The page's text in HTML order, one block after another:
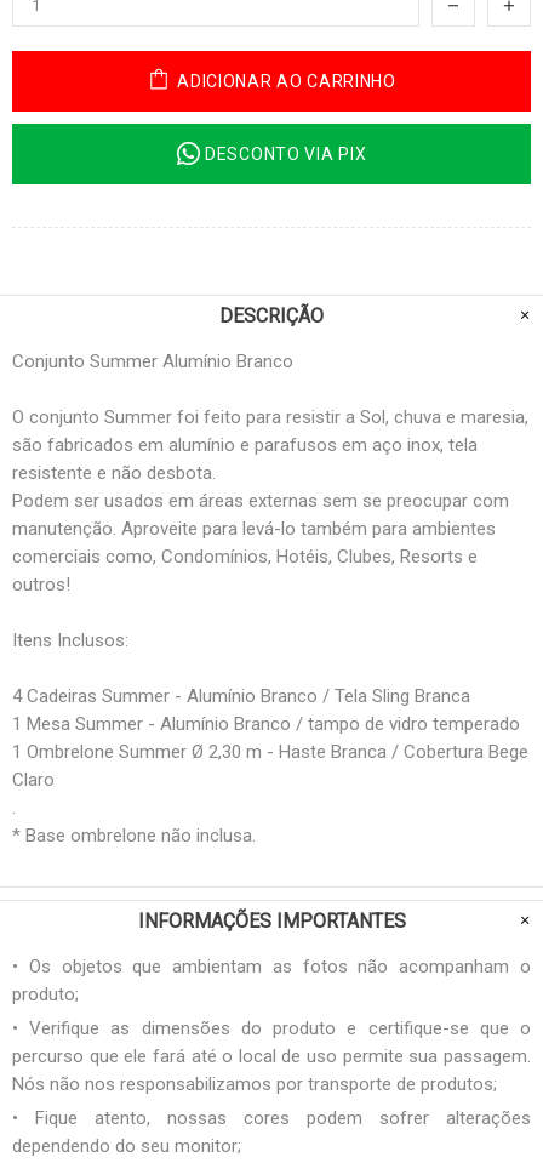
ADICIONAR AO CARRINHO
DESCONTO VIA PIX
DESCRIÇÃO
Conjunto Summer Alumínio Branco
O conjunto Summer foi feito para resistir a Sol, chuva e maresia,
são fabricados em alumínio e parafusos em aço inox, tela
resistente e não desbota.
Podem ser usados em áreas externas sem se preocupar com
manutenção. Aproveite para levá-lo também para ambientes
comerciais como, Condomínios, Hotéis, Clubes, Resorts e
outros!
Itens Inclusos:
4 Cadeiras Summer - Alumínio Branco / Tela Sling Branca
1 Mesa Summer - Alumínio Branco / tampo de vidro temperado
1 Ombrelone Summer Ø 2,30 m - Haste Branca / Cobertura Bege
Claro
.
* Base ombrelone não inclusa.
INFORMAÇÕES IMPORTANTES
• Os objetos que ambientam as fotos não acompanham o
produto;
• Verifique as dimensões do produto e certifique-se que o
percurso que ele fará até o local de uso permite sua passagem.
Nós não nos responsabilizamos por transporte de produtos;
• Fique atento, nossas cores podem sofrer alterações
dependendo do seu monitor;